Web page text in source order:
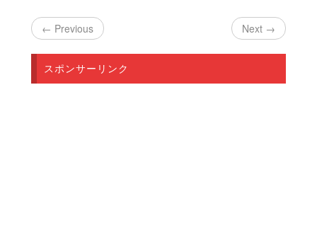
← Previous Next →
スポンサーリンク